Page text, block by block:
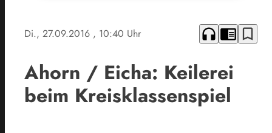
Di., 27.09.2016 , 10:40 Uhr headphones chrome_reader_mode bookmark_border
Ahorn / Eicha: Keilerei
beim Kreisklassenspiel